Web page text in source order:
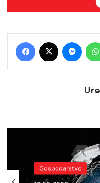
Facebook
Kolumne i komentari